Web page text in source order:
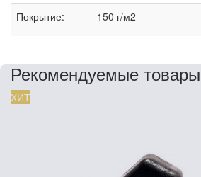
Покрытие: 150 г/м2
Рекомендуемые товары
ХИТ